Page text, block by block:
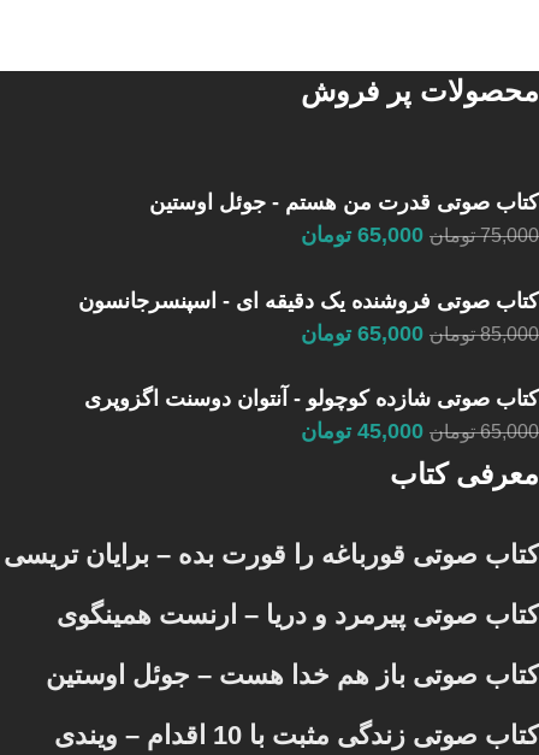
محصولات پر فروش
کتاب صوتی قدرت من هستم - جوئل اوستین
75,000 تومان 65,000 تومان
کتاب صوتی فروشنده یک دقیقه ای - اسپنسرجانسون
85,000 تومان 65,000 تومان
کتاب صوتی شازده کوچولو - آنتوان دوسنت اگزوپری
65,000 تومان 45,000 تومان
معرفی کتاب
کتاب صوتی قورباغه را قورت بده – برایان تریسی
کتاب صوتی پیرمرد و دریا – ارنست همینگوی
کتاب صوتی باز هم خدا هست – جوئل اوستین
کتاب صوتی زندگی مثبت با 10 اقدام – ویندی